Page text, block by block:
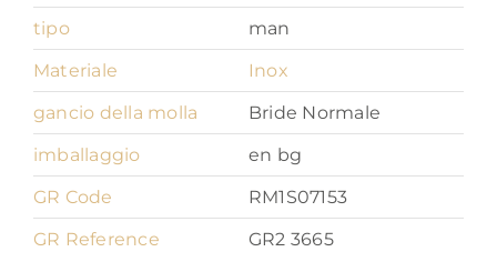
tipo
man
Materiale
Inox
gancio della molla
Bride Normale
imballaggio
en bg
GR Code
RM1S07153
GR Reference
GR2 3665